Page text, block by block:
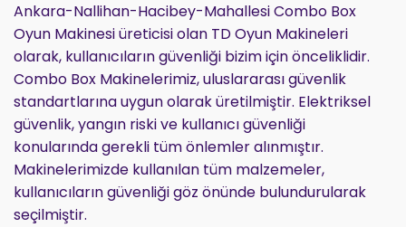
Ankara-Nallihan-Hacibey-Mahallesi Combo Box
Oyun Makinesi üreticisi olan TD Oyun Makineleri
olarak, kullanıcıların güvenliği bizim için önceliklidir.
Combo Box Makinelerimiz, uluslararası güvenlik
standartlarına uygun olarak üretilmiştir. Elektriksel
güvenlik, yangın riski ve kullanıcı güvenliği
konularında gerekli tüm önlemler alınmıştır.
Makinelerimizde kullanılan tüm malzemeler,
kullanıcıların güvenliği göz önünde bulundurularak
seçilmiştir.